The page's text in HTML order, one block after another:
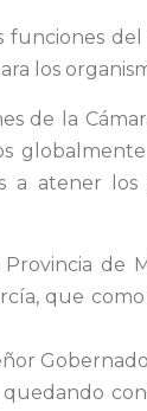
los
de la
atener los
de
que